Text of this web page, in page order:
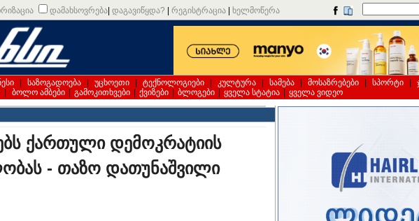
დამახსოვრება დაგავიწყდა? რეგისტრაცია ხელმოწერა
საზოგადოება უცხოეთი ტექნოლოგიები კულტურა სამება მოსაზრებები სპორტი
ბოლო ამბები გამოკითხვები ქვიზები ბლოგები ყველა სტატია ყველა ვიდეო
ქართული დემოკრატიის
- თაზო დათუნაშვილი